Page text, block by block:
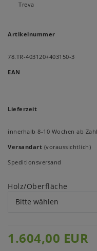
Treva
Artikelnummer
78.TR-403120+403150-3
EAN
Lieferzeit
innerhalb 8-10 Wochen ab
Versandart (voraussichtlich)
Speditionsversand
Holz/Oberfläche
1.604,00 EUR